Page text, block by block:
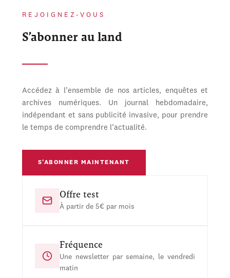
REJOIGNEZ-VOUS
S’abonner au land
Accédez à l’ensemble de nos articles, enquêtes et
archives numériques. Un journal hebdomadaire,
indépendant et sans publicité invasive, pour prendre
le temps de comprendre l’actualité.
S’ABONNER MAINTENANT
Offre test
À partir de 5€ par mois
Fréquence
Une newsletter par semaine, le vendredi
matin